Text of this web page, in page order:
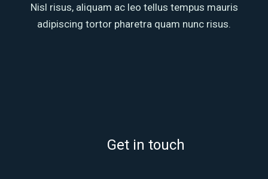
Nisl risus, aliquam ac leo tellus tempus mauris
adipiscing tortor pharetra quam nunc risus.
Get in touch